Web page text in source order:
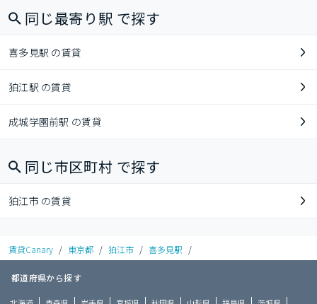
同じ最寄り駅 で探す
喜多見駅 の賃貸
狛江駅 の賃貸
成城学園前駅 の賃貸
同じ市区町村 で探す
狛江市 の賃貸
賃貸Canary / 東京都 / 狛江市 / 喜多見駅 /
都道府県から探す